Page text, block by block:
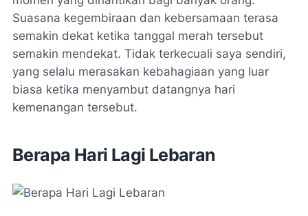
Suasana kegembiraan dan kebersamaan terasa
semakin dekat ketika tanggal merah tersebut
semakin mendekat. Tidak terkecuali saya sendiri,
yang selalu merasakan kebahagiaan yang luar
biasa ketika menyambut datangnya hari
kemenangan tersebut.
Berapa Hari Lagi Lebaran